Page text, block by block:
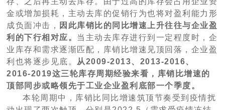
金或增加损耗，主动去库的促销行为也将对盈利能力形
成负面冲击，
因此库销比的同比增速上升往往与企业盈
利的下行相对应。 当主动去库存进行到一定程度时，企
业库存和需求逐渐匹配，库销比增速见顶回落，企业盈
利也将逐步见底。 从2009-2013、2013-2016、
2016-2019这三轮库存周期经验来看，库销比增速的
顶部同步或略领先于工业企业盈利底部一个季度。
本轮周期中，库销比同比增速筑顶节奏受到疫情扰